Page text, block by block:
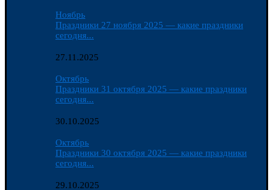
Ноябрь
Праздники 27 ноября 2025 — какие праздники
сегодня...
27.11.2025
Октябрь
Праздники 31 октября 2025 — какие праздники
сегодня...
30.10.2025
Октябрь
Праздники 30 октября 2025 — какие праздники
сегодня...
29.10.2025